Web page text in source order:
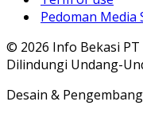
Pedoman Media
© 2026 Info Bekasi
Dilindungi Undang-
Desain &